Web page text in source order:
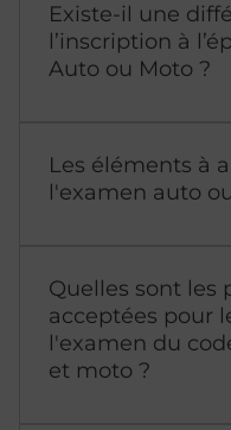
Existe-il une
l’inscription à
Auto ou Moto ?
Les éléments à
l'examen auto
Quelles sont les
acceptées pour
l'examen du
et moto ?